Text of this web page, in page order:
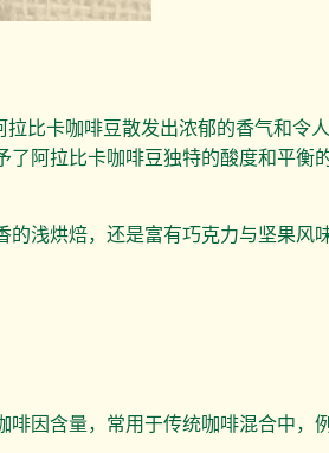
比卡咖啡豆散发出浓郁的香气和令
了阿拉比卡咖啡豆独特的酸度和平衡
浅烘焙，还是富有巧克力与坚果风
啡因含量，常用于传统咖啡混合中，